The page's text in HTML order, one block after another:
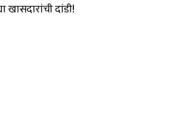
खासदारांची दांडी!